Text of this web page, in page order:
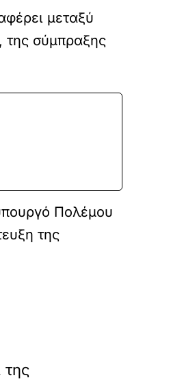
μεταξύ
της σύμπραξης
Πολέμου
της
της